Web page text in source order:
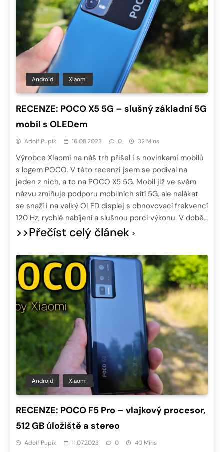
Android Xiaomi
RECENZE: POCO X5 5G – slušný základní 5G
mobil s OLEDem
Adolf Pupík 16.08.2023 0 32 Mins
Výrobce Xiaomi na náš trh přišel i s novinkami mobilů
s logem POCO. V této recenzi jsem se podíval na
jeden z nich, a to na POCO X5 5G. Mobil již ve svém
názvu zmiňuje podporu mobilních sítí 5G, ale nalákat
se snaží i na velký OLED displej s obnovovací frekvencí
120 Hz, rychlé nabíjení a slušnou porci výkonu. V době…
>>Přečíst celý článek
Android Xiaomi
RECENZE: POCO F5 Pro – vlajkový procesor,
512 GB úložiště a stereo
Adolf Pupík 11.07.2023 0 40 Mins